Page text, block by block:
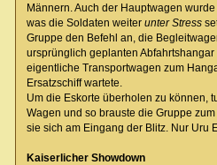
Männern. Auch der Hauptwagen
was die Soldaten weiter unter Stress
Gruppe den Befehl an, die
ursprünglich geplanten
eigentliche Transportwagen zum
Ersatzschiff wartete.
Um die Eskorte überholen zu können,
Wagen und so brauste die Gruppe
sie sich am Eingang der Blitz. Nur Uru
Kaiserlicher Showdown